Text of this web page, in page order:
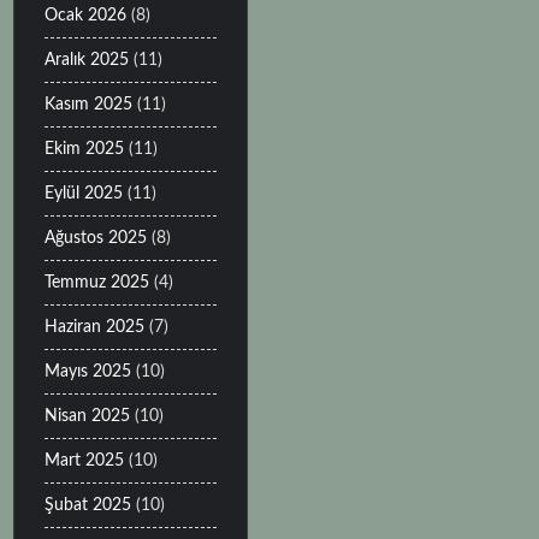
Ocak 2026 (8)
Aralık 2025 (11)
Kasım 2025 (11)
Ekim 2025 (11)
Eylül 2025 (11)
Ağustos 2025 (8)
Temmuz 2025 (4)
Haziran 2025 (7)
Mayıs 2025 (10)
Nisan 2025 (10)
Mart 2025 (10)
Şubat 2025 (10)